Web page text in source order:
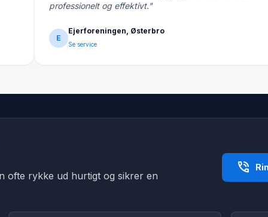
professionelt og effektivt."
E
Ejerforeningen, Østerbro
Se service
ofte rykke ud hurtigt og sikrer en
phone_in_talk